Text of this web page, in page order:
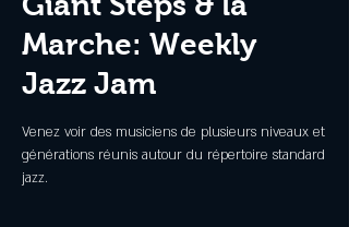
Marche: Weekly
Jazz Jam
Venez voir des musiciens de plusieurs niveaux et
générations réunis autour du répertoire standard
jazz.